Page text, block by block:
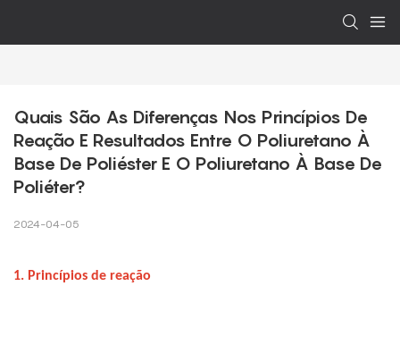
Quais São As Diferenças Nos Princípios De
Reação E Resultados Entre O Poliuretano À
Base De Poliéster E O Poliuretano À Base De
Poliéter?
2024-04-05
1. Princípios de reação